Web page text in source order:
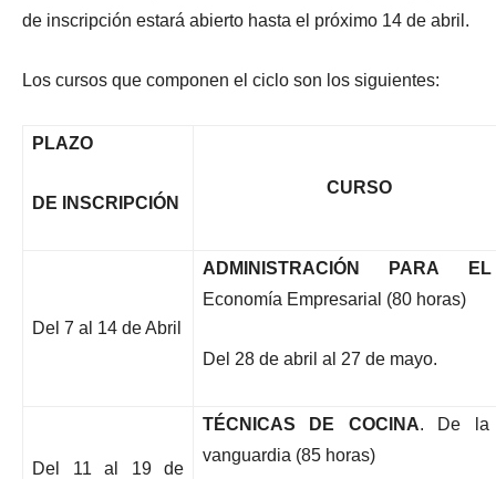
de inscripción estará abierto hasta el próximo 14 de abril.
Los cursos que componen el ciclo son los siguientes:
PLAZO
DE INSCRIPCIÓN
CURSO
Del 7 al 14 de Abril
ADMINISTRACIÓN PARA
Economía Empresarial (80 horas)
Del 28 de abril al 27 de mayo.
Del 11 al 19 de
TÉCNICAS DE COCINA. De la
vanguardia (85 horas)